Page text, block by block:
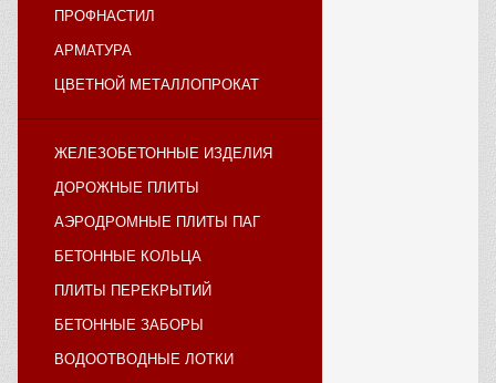
ПРОФНАСТИЛ
АРМАТУРА
ЦВЕТНОЙ МЕТАЛЛОПРОКАТ
ЖЕЛЕЗОБЕТОННЫЕ ИЗДЕЛИЯ
ДОРОЖНЫЕ ПЛИТЫ
АЭРОДРОМНЫЕ ПЛИТЫ ПАГ
БЕТОННЫЕ КОЛЬЦА
ПЛИТЫ ПЕРЕКРЫТИЙ
БЕТОННЫЕ ЗАБОРЫ
ВОДООТВОДНЫЕ ЛОТКИ